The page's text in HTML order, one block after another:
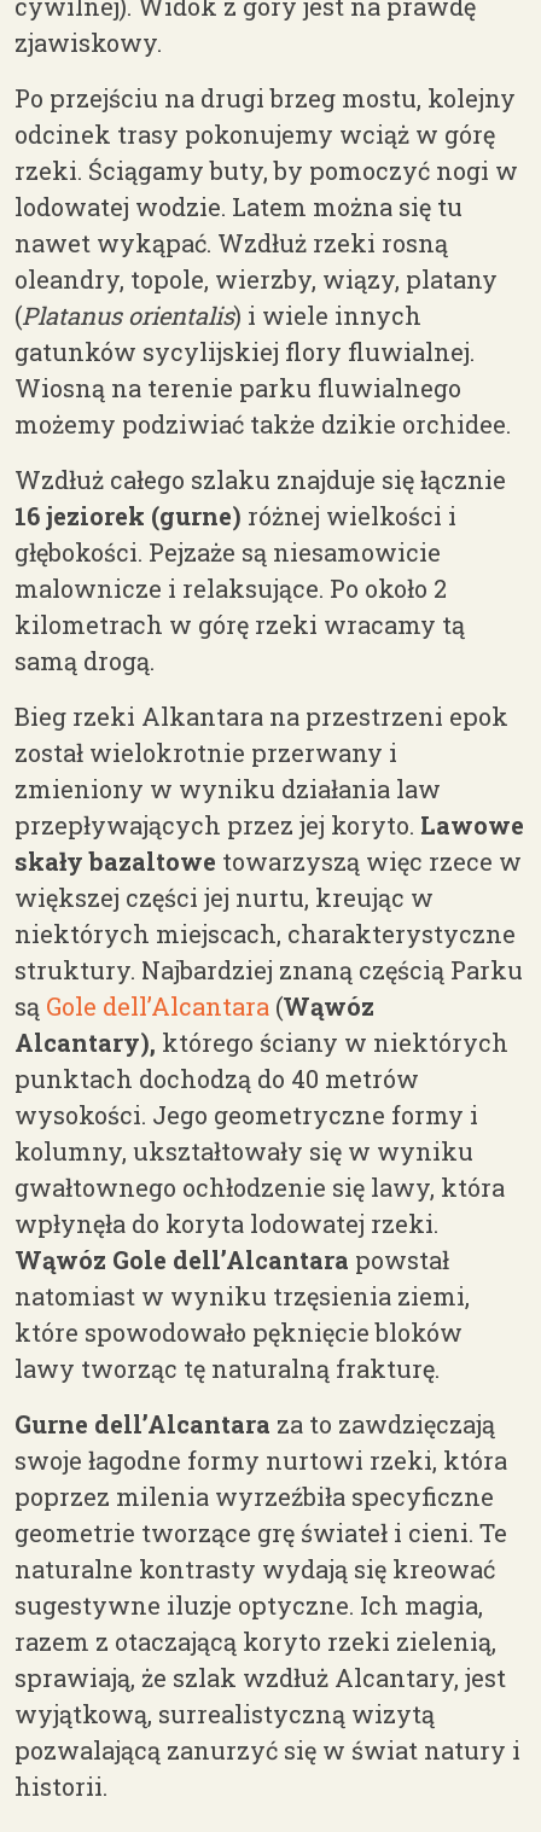
zjawiskowy.
Po przejściu na drugi brzeg mostu, kolejny
odcinek trasy pokonujemy wciąż w górę
rzeki. Ściągamy buty, by pomoczyć nogi w
lodowatej wodzie. Latem można się tu
nawet wykąpać. Wzdłuż rzeki rosną
oleandry, topole, wierzby, wiązy, platany
(Platanus orientalis) i wiele innych
gatunków sycylijskiej flory fluwialnej.
Wiosną na terenie parku fluwialnego
możemy podziwiać także dzikie orchidee.
Wzdłuż całego szlaku znajduje się łącznie
16 jeziorek (gurne) różnej wielkości i
głębokości. Pejzaże są niesamowicie
malownicze i relaksujące. Po około 2
kilometrach w górę rzeki wracamy tą
samą drogą.
Bieg rzeki Alkantara na przestrzeni epok
został wielokrotnie przerwany i
zmieniony w wyniku działania law
przepływających przez jej koryto. Lawowe
skały bazaltowe towarzyszą więc rzece w
większej części jej nurtu, kreując w
niektórych miejscach, charakterystyczne
struktury. Najbardziej znaną częścią Parku
są Gole dell’Alcantara (Wąwóz
Alcantary), którego ściany w niektórych
punktach dochodzą do 40 metrów
wysokości. Jego geometryczne formy i
kolumny, ukształtowały się w wyniku
gwałtownego ochłodzenie się lawy, która
wpłynęła do koryta lodowatej rzeki.
Wąwóz Gole dell’Alcantara powstał
natomiast w wyniku trzęsienia ziemi,
które spowodowało pęknięcie bloków
lawy tworząc tę naturalną frakturę.
Gurne dell’Alcantara za to zawdzięczają
swoje łagodne formy nurtowi rzeki, która
poprzez milenia wyrzeźbiła specyficzne
geometrie tworzące grę świateł i cieni. Te
naturalne kontrasty wydają się kreować
sugestywne iluzje optyczne. Ich magia,
razem z otaczającą koryto rzeki zielenią,
sprawiają, że szlak wzdłuż Alcantary, jest
wyjątkową, surrealistyczną wizytą
pozwalającą zanurzyć się w świat natury i
historii.